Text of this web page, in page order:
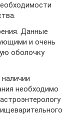
Данные
и очень
оболочку
необходимо